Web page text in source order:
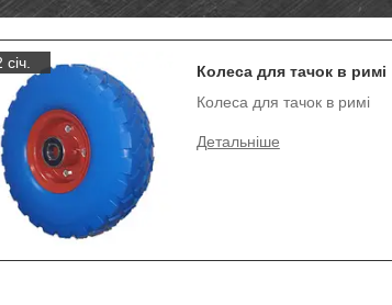
січ.
Колеса для тачок в римі
Колеса для тачок в римі